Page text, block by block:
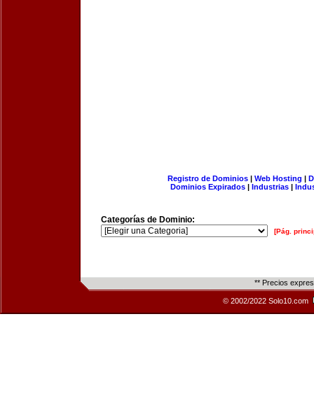
Registro de Dominios| Web Hosting |
Dominios Expirados | Industrias |
Categorías de Dominio:
[Pág.
** Precios
© 2002/2022 Solo10.com